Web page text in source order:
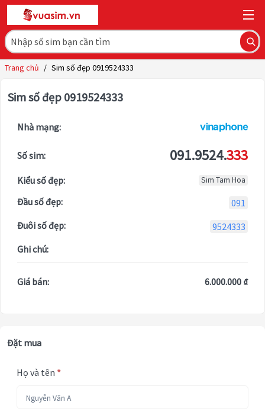
Trang chủ / Sim số đẹp 0919524333
Sim số đẹp 0919524333
Nhà mạng:
Số sim: 091.9524.333
Kiểu số đẹp: Sim Tam Hoa
Đầu số đẹp:
091
Đuôi số đẹp:
9524333
Ghi chú:
Giá bán: 6.000.000 ₫
Đặt mua
Họ và tên *